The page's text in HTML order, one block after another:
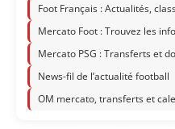
Foot Français : Actualités,
Mercato Foot : Trouvez les
Mercato PSG : Transferts et
News-fil de l’actualité football
OM mercato, transferts et